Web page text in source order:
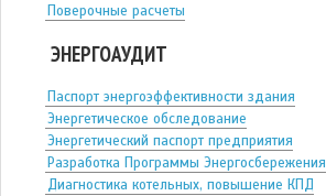
Поверочные расчеты
ЭНЕРГОАУДИТ
Паспорт энергоэффективности здания
Энергетическое обследование
Энергетический паспорт предприятия
Разработка Программы Энергосбережения
Диагностика котельных, повышение КПД